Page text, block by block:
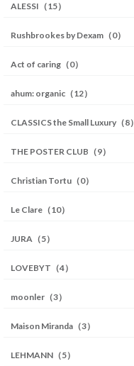
ALESSI（15）
Rushbrookes by Dexam（0）
Act of caring（0）
ahum: organic（12）
CLASSICS the Small Luxury（8）
THE POSTER CLUB（9）
Christian Tortu（0）
Le Clare（10）
JURA（5）
LOVEBYT（4）
moonler（3）
Maison Miranda（3）
LEHMANN（5）